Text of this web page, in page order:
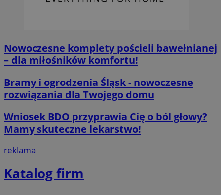
Nowoczesne komplety pościeli bawełnianej
– dla miłośników komfortu!
Bramy i ogrodzenia Śląsk - nowoczesne
rozwiązania dla Twojego domu
Wniosek BDO przyprawia Cię o ból głowy?
Mamy skuteczne lekarstwo!
reklama
Katalog firm